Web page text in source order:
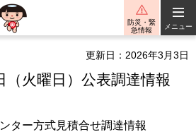
防災・緊
急情報
メニュー
更新日：2026年3月3日
（火曜日）公表調達情報
ター方式見積合せ調達情報